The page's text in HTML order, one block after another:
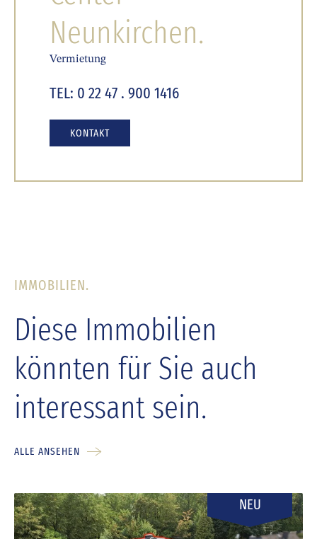
Neunkirchen.
Vermietung
TEL: 0 22 47 . 900 1416
KONTAKT
IMMOBILIEN.
Diese Immobilien
könnten für Sie auch
interessant sein.
ALLE ANSEHEN
NEU